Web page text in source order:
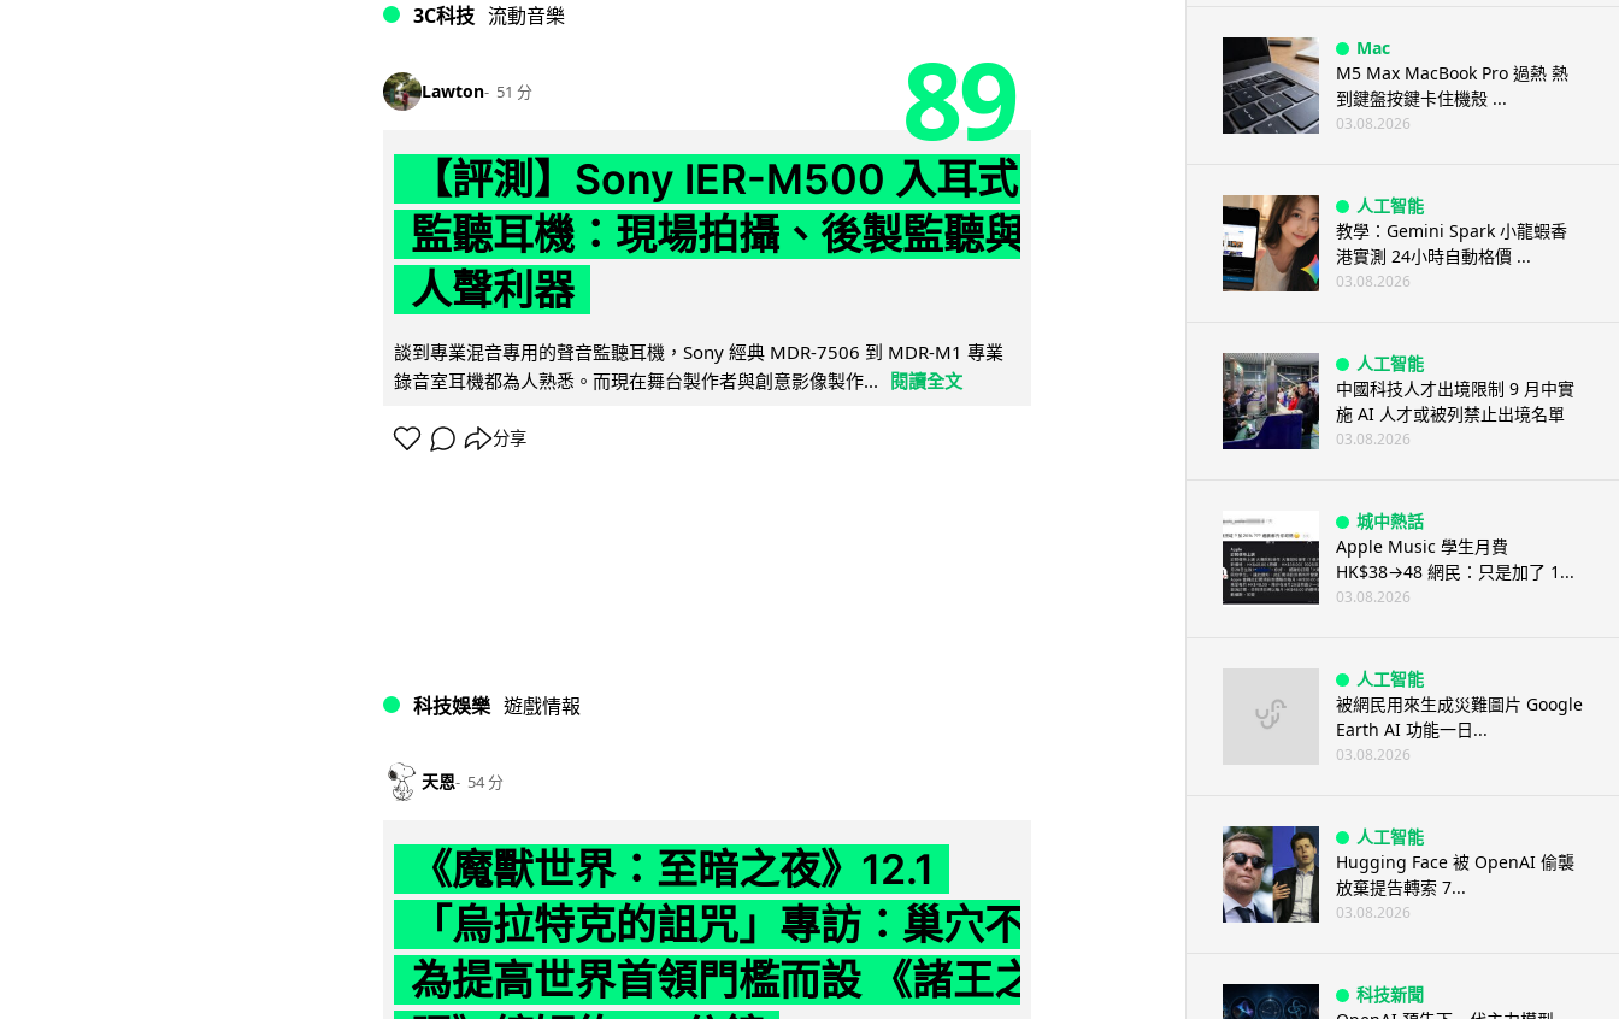
3C科技 流動音樂
Lawton 51 分 89
【評測】Sony IER-M500 入耳式
監聽耳機：現場拍攝、後製監聽與
人聲利器
談到專業混音專用的聲音監聽耳機，Sony 經典 MDR-7506 到 MDR-M1 專業
錄音室耳機都為人熟悉。而現在舞台製作者與創意影像製作... 閱讀全文
分享
科技娛樂 遊戲情報
天恩 54 分
《魔獸世界：至暗之夜》12.1
「烏拉特克的詛咒」專訪：巢穴不
為提高世界首領門檻而設 《諸王之
Mac
M5 Max MacBook Pro 過熱 熱
到鍵盤按鍵卡住機殼 ...
03.08.2026
人工智能
教學：Gemini Spark 小龍蝦香
港實測 24小時自動格價 ...
03.08.2026
人工智能
中國科技人才出境限制 9 月中實
施 AI 人才或被列禁止出境名單
03.08.2026
城中熱話
Apple Music 學生月費
HK$38→48 網民：只是加了 1...
03.08.2026
人工智能
被網民用來生成災難圖片 Google
Earth AI 功能一日...
03.08.2026
人工智能
Hugging Face 被 OpenAI 偷襲
放棄提告轉索 7...
03.08.2026
科技新聞